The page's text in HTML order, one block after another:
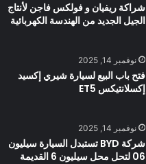
شراكة ريفيان و فولكس فاجن لأنتاج
الجيل الجديد من الهندسة الكهربائية
نوفمبر 14, 2025
فتح باب البيع لسيارة شيري إكسيد
إكسلانتيكس ET5
نوفمبر 14, 2025
شركة BYD تستبدل السيارة سيليون
06 لتحل محل سيليون 6 القديمة